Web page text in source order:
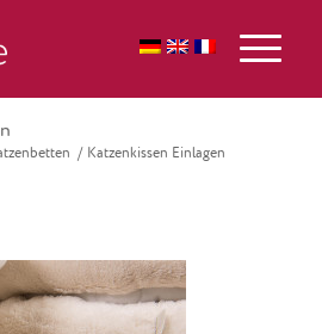
/ Katzenkissen Einlagen